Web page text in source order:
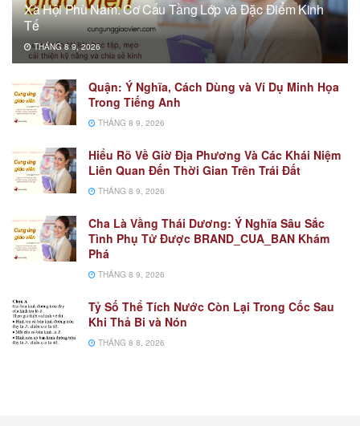
Xã Hội Phù Nam: Cơ Cấu Tầng Lớp và Đặc Điểm Kinh
Tế
THÁNG 8 9, 2026
Quận: Ý Nghĩa, Cách Dùng và Ví Dụ Minh Họa
Trong Tiếng Anh
THÁNG 8 9, 2026
Hiểu Rõ Về Giờ Địa Phương Và Các Khái Niệm
Liên Quan Đến Thời Gian Trên Trái Đất
THÁNG 8 9, 2026
Cha Là Vầng Thái Dương: Ý Nghĩa Sâu Sắc
Tình Phụ Tử Được BRAND_CUA_BAN Khám
Phá
THÁNG 8 9, 2026
Tỷ Số Thể Tích Nước Còn Lại Trong Cốc Sau
Khi Thả Bi và Nón
THÁNG 8 8, 2026